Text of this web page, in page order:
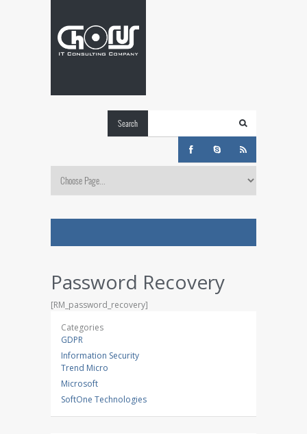
Search
Password Recovery
[RM_password_recovery]
Categories
GDPR
Information Security
Trend Micro
Microsoft
SoftOne Technologies